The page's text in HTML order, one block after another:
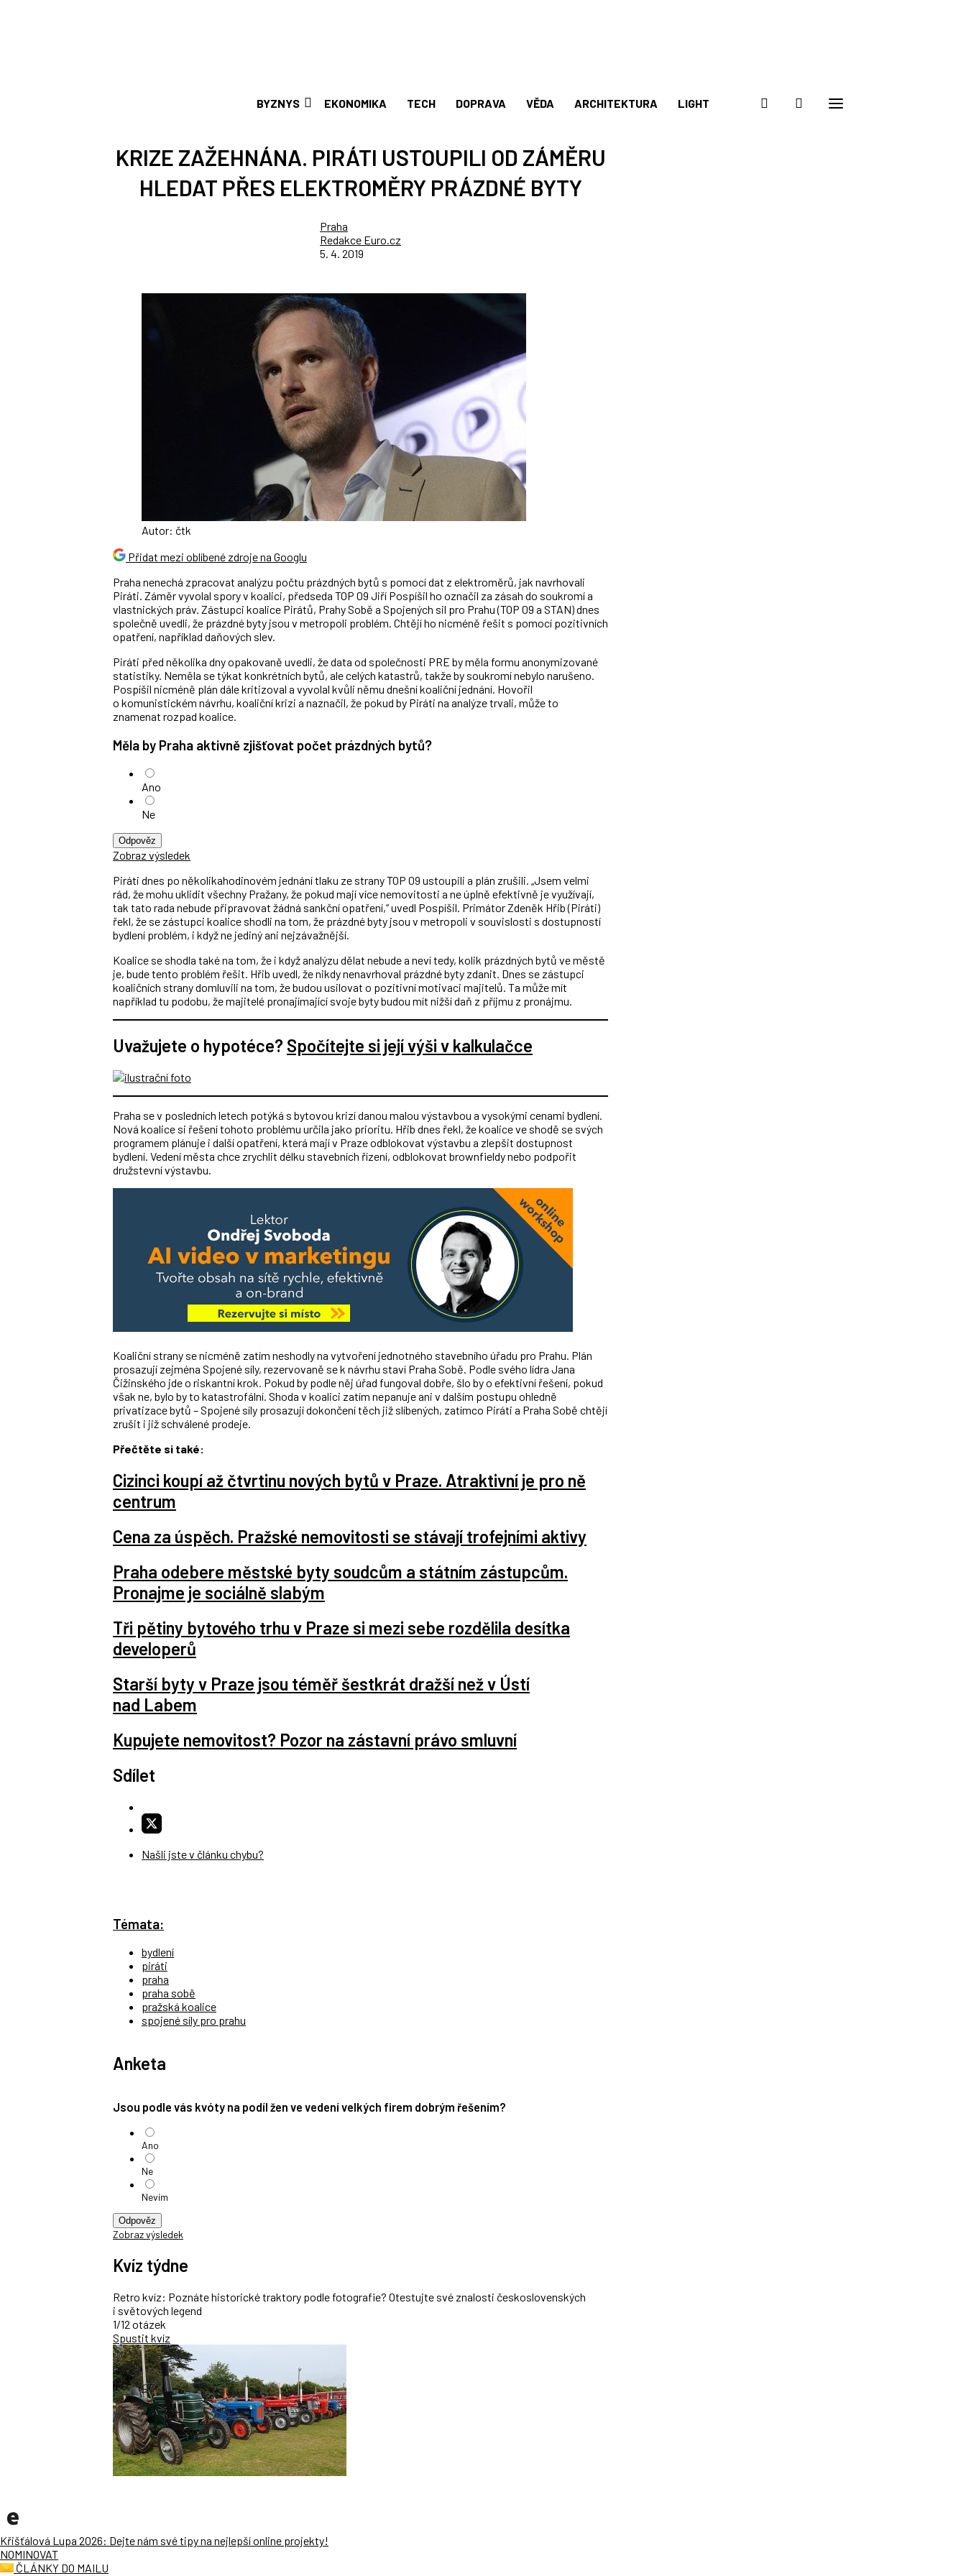
BYZNYS EKONOMIKA TECH DOPRAVA VĚDA ARCHITEKTURA LIGHT
KRIZE ZAŽEHNÁNA. PIRÁTI USTOUPILI OD ZÁMĚRU
HLEDAT PŘES ELEKTROMĚRY PRÁZDNÉ BYTY
Praha
Redakce Euro.cz
5. 4. 2019
Autor: čtk
Přidat mezi oblíbené zdroje na Googlu
Praha nenechá zpracovat analýzu počtu prázdných bytů s pomocí dat z elektroměrů, jak navrhovali
Piráti. Záměr vyvolal spory v koalici, předseda TOP 09 Jiří Pospíšil ho označil za zásah do soukromí a
vlastnických práv. Zástupci koalice Pirátů, Prahy Sobě a Spojených sil pro Prahu (TOP 09 a STAN) dnes
společně uvedli, že prázdné byty jsou v metropoli problém. Chtějí ho nicméně řešit s pomocí pozitivních
opatření, například daňových slev.
Piráti před několika dny opakovaně uvedli, že data od společnosti PRE by měla formu anonymizované
statistiky. Neměla se týkat konkrétních bytů, ale celých katastrů, takže by soukromí nebylo narušeno.
Pospíšil nicméně plán dále kritizoval a vyvolal kvůli němu dnešní koaliční jednání. Hovořil
o komunistickém návrhu, koaliční krizi a naznačil, že pokud by Piráti na analýze trvali, může to
znamenat rozpad koalice.
Měla by Praha aktivně zjišťovat počet prázdných bytů?
Ano
Ne
Odpověz
Zobraz výsledek
Piráti dnes po několikahodinovém jednání tlaku ze strany TOP 09 ustoupili a plán zrušili. „Jsem velmi
rád, že mohu uklidit všechny Pražany, že pokud mají více nemovitosti a ne úplně efektivně je využívají,
tak tato rada nebude připravovat žádná sankční opatření,“ uvedl Pospíšil. Primátor Zdeněk Hřib (Piráti)
řekl, že se zástupci koalice shodli na tom, že prázdné byty jsou v metropoli v souvislosti s dostupností
bydlení problém, i když ne jediný ani nejzávažnější.
Koalice se shodla také na tom, že i když analýzu dělat nebude a neví tedy, kolik prázdných bytů ve městě
je, bude tento problém řešit. Hřib uvedl, že nikdy nenavrhoval prázdné byty zdanit. Dnes se zástupci
koaličních strany domluvili na tom, že budou usilovat o pozitivní motivaci majitelů. Ta může mít
například tu podobu, že majitelé pronajímající svoje byty budou mít nižší daň z příjmu z pronájmu.
Uvažujete o hypotéce? Spočítejte si její výši v kalkulačce
Praha se v posledních letech potýká s bytovou krizí danou malou výstavbou a vysokými cenami bydlení.
Nová koalice si řešení tohoto problému určila jako prioritu. Hřib dnes řekl, že koalice ve shodě se svých
programem plánuje i další opatření, která mají v Praze odblokovat výstavbu a zlepšit dostupnost
bydlení. Vedení města chce zrychlit délku stavebních řízení, odblokovat brownfieldy nebo podpořit
družstevní výstavbu.
Koaliční strany se nicméně zatím neshodly na vytvoření jednotného stavebního úřadu pro Prahu. Plán
prosazují zejména Spojené síly, rezervovaně se k návrhu staví Praha Sobě. Podle svého lídra Jana
Čižinského jde o riskantní krok. Pokud by podle něj úřad fungoval dobře, šlo by o efektivní řešení, pokud
však ne, bylo by to katastrofální. Shoda v koalici zatím nepanuje ani v dalším postupu ohledně
privatizace bytů – Spojené síly prosazují dokončení těch již slíbených, zatímco Piráti a Praha Sobě chtějí
zrušit i již schválené prodeje.
Přečtěte si také:
Cizinci koupí až čtvrtinu nových bytů v Praze. Atraktivní je pro ně
centrum
Cena za úspěch. Pražské nemovitosti se stávají trofejními aktivy
Praha odebere městské byty soudcům a státním zástupcům.
Pronajme je sociálně slabým
Tři pětiny bytového trhu v Praze si mezi sebe rozdělila desítka
developerů
Starší byty v Praze jsou téměř šestkrát dražší než v Ústí
nad Labem
Kupujete nemovitost? Pozor na zástavní právo smluvní
Sdílet
Našli jste v článku chybu?
Témata:
bydlení
piráti
praha
praha sobě
pražská koalice
spojené síly pro prahu
Anketa
Jsou podle vás kvóty na podíl žen ve vedení velkých firem dobrým řešením?
Ano
Ne
Nevím
Odpověz
Zobraz výsledek
Kvíz týdne
Retro kvíz: Poznáte historické traktory podle fotografie? Otestujte své znalosti československých
i světových legend
1/12 otázek
Spustit kvíz
Křišťálová Lupa 2026: Dejte nám své tipy na nejlepší online projekty!
NOMINOVAT
ČLÁNKY DO MAILU